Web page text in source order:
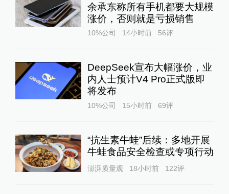
余承东称所有手机都要大规模
涨价，否则就是亏损销售
10%公司 14小时前 56评
DeepSeek宣布大幅涨价，业
内人士预计V4 Pro正式版即
将发布
10%公司 15小时前 69评
“抗生素牛蛙”后续：多地开展
牛蛙食品安全检查或专项行动
澎湃质量观 18小时前 122评